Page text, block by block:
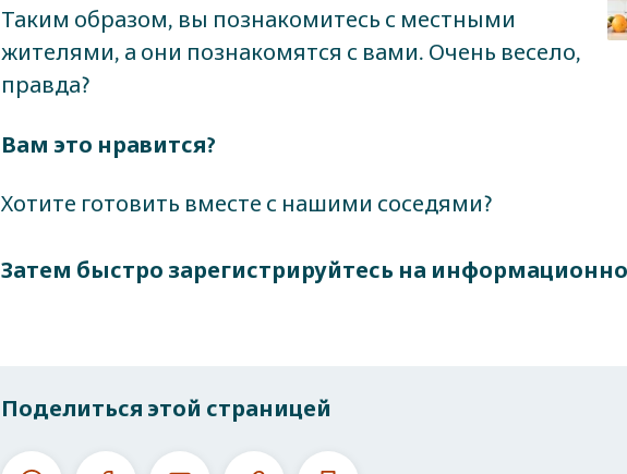
Таким образом, вы познакомитесь с местными
жителями, а они познакомятся с вами. Очень весело,
правда?
Вам это нравится?
Хотите готовить вместе с нашими соседями?
Затем быстро зарегистрируйтесь на
Поделиться этой страницей